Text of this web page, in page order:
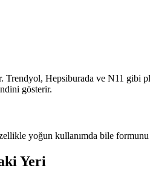
Trendyol, Hepsiburada ve N11 gibi
gösterir.
yoğun kullanımda bile
Yeri